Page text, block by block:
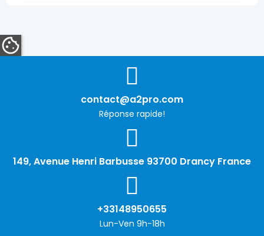
contact@a2pro.com
Réponse rapide!
149, Avenue Henri Barbusse 93700 Drancy France
+33148950655
Lun-Ven 9h-18h